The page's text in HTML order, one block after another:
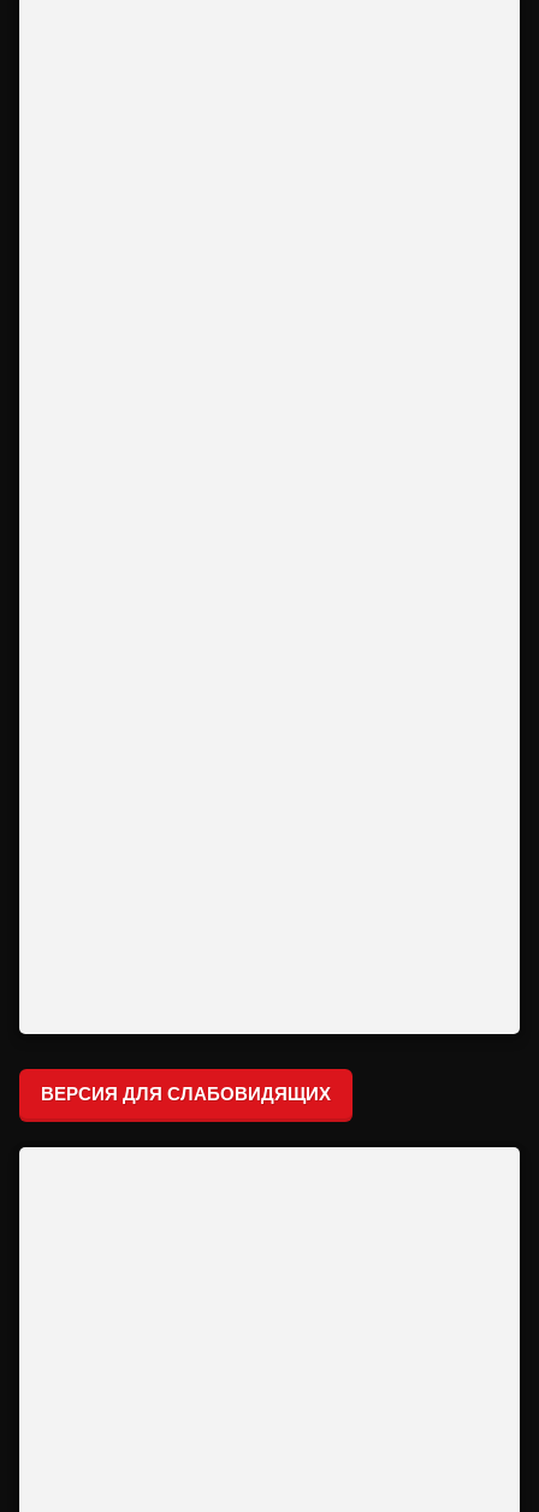
ВЕРСИЯ ДЛЯ СЛАБОВИДЯЩИХ